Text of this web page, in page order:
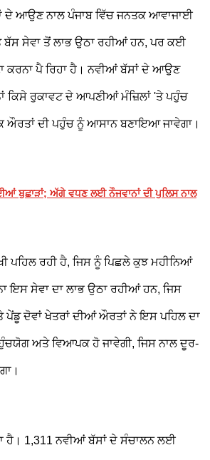
ਦੇ ਆਉਣ ਨਾਲ ਪੰਜਾਬ ਵਿੱਚ ਜਨਤਕ ਆਵਾਜਾਈ
ਬੱਸ ਸੇਵਾ ਤੋਂ ਲਾਭ ਉਠਾ ਰਹੀਆਂ ਹਨ, ਪਰ ਕਈ
ਕਰਨਾ ਪੈ ਰਿਹਾ ਹੈ। ਨਵੀਆਂ ਬੱਸਾਂ ਦੇ ਆਉਣ
ਕਿਸੇ ਰੁਕਾਵਟ ਦੇ ਆਪਣੀਆਂ ਮੰਜ਼ਿਲਾਂ 'ਤੇ ਪਹੁੰਚ
ਦੀ ਪਹੁੰਚ ਨੂੰ ਆਸਾਨ ਬਣਾਇਆ ਜਾਵੇਗਾ।
ਬੁਛਾੜਾਂ; ਅੱਗੇ ਵਧਣ ਲਈ ਨੌਜਵਾਨਾਂ ਦੀ ਪੁਲਿਸ ਨਾਲ
ਪਹਿਲ ਰਹੀ ਹੈ, ਜਿਸ ਨੂੰ ਪਿਛਲੇ ਕੁਝ ਮਹੀਨਿਆਂ
ਇਸ ਸੇਵਾ ਦਾ ਲਾਭ ਉਠਾ ਰਹੀਆਂ ਹਨ, ਜਿਸ
ਪੇਂਡੂ ਦੋਵਾਂ ਖੇਤਰਾਂ ਦੀਆਂ ਔਰਤਾਂ ਨੇ ਇਸ ਪਹਿਲ ਦਾ
ਅਤੇ ਵਿਆਪਕ ਹੋ ਜਾਵੇਗੀ, ਜਿਸ ਨਾਲ ਦੂਰ-
ਹੈ। 1,311 ਨਵੀਆਂ ਬੱਸਾਂ ਦੇ ਸੰਚਾਲਨ ਲਈ